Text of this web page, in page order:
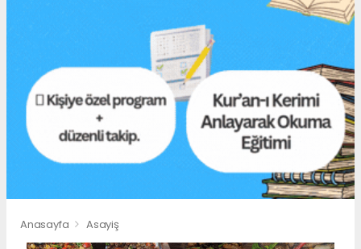
Anasayfa Asayiş